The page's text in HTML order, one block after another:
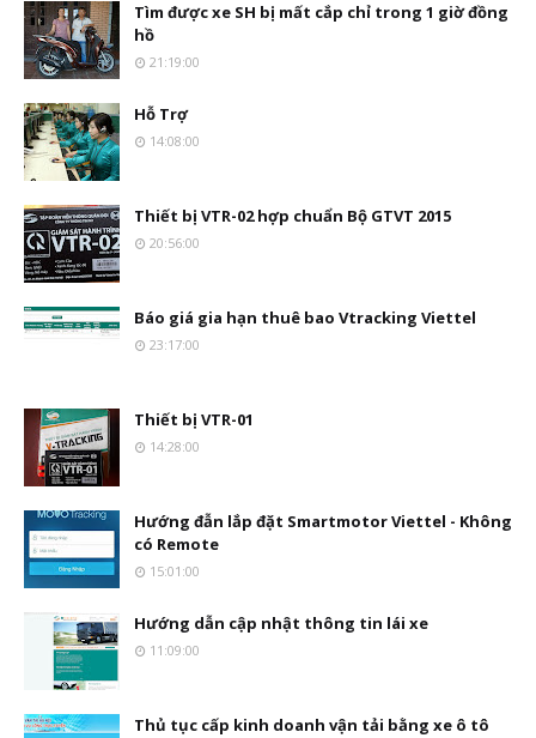
Tìm được xe SH bị mất cắp chỉ trong 1 giờ đồng
hồ
21:19:00
Hỗ Trợ
14:08:00
Thiết bị VTR-02 hợp chuẩn Bộ GTVT 2015
20:56:00
Báo giá gia hạn thuê bao Vtracking Viettel
23:17:00
Thiết bị VTR-01
14:28:00
Hướng đẫn lắp đặt Smartmotor Viettel - Không
có Remote
15:01:00
Hướng dẫn cập nhật thông tin lái xe
11:09:00
Thủ tục cấp kinh doanh vận tải bằng xe ô tô